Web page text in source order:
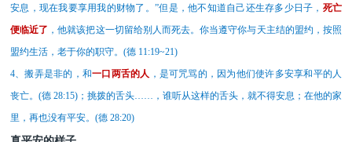
安息，现在我要享用我的财物了。”但是，他不知道自己还生存多少日子， 死亡
便临近了 ，他就该把这一切留给别人而死去。你当遵守你与天主结的盟约，按照
盟约生活，老于你的职守。 (德 11:19~21)
4、搬弄是非的，和一口两舌的人 ，是可咒骂的，因为他们使许多安享和平的人
丧亡。 (德 28:15) ；挑拨的舌头…… ， 谁听从这样的舌头，就不得安息；在他的家
里，再也没有平安。 (德 28:20)